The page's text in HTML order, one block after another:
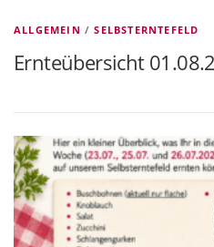
ALLGEMEIN /SELBSTERNTEFELD
Ernteübersicht